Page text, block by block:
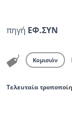
πηγή ΕΦ.ΣΥΝ
Κομισιόν
Τελευταία